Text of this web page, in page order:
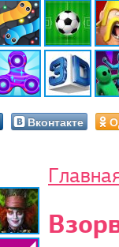
Вконтакте